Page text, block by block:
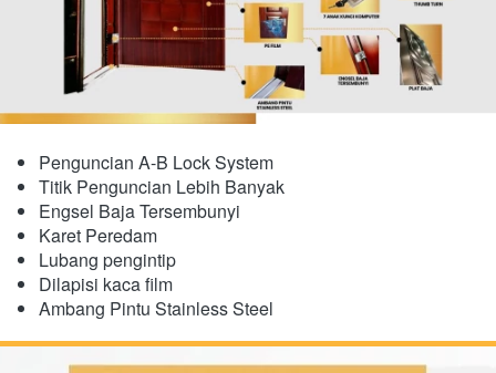
Penguncian A-B Lock System
Titik Penguncian Lebih Banyak
Engsel Baja Tersembunyi
​Karet Peredam
Lubang pengintip
Dilapisi kaca film
Ambang Pintu Stainless Steel